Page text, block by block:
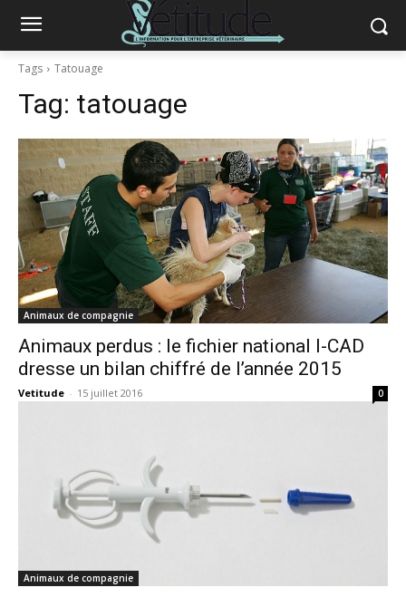
Tags Tatouage
Tag: tatouage
Animaux de compagnie
Animaux perdus : le fichier national I-CAD
dresse un bilan chiffré de l’année 2015
Vetitude - 15 juillet 2016 0
Animaux de compagnie